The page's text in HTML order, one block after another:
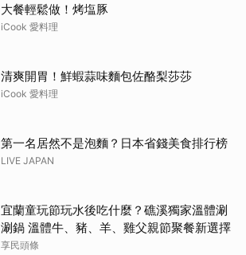
大餐輕鬆做！烤塩豚
iCook 愛料理
清爽開胃！鮮蝦蒜味麵包佐酪梨莎莎
iCook 愛料理
第一名居然不是泡麵？日本省錢美食排行榜
LIVE JAPAN
宜蘭童玩節玩水後吃什麼？礁溪獨家溫體涮
涮鍋 溫體牛、豬、羊、雞父親節聚餐新選擇
享民頭條